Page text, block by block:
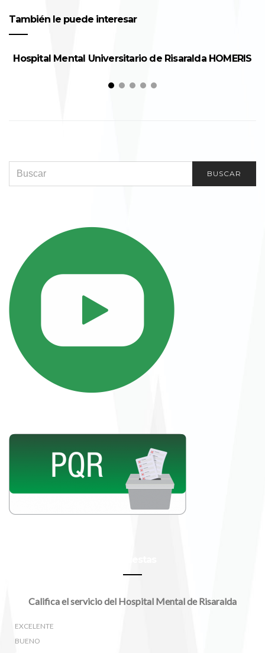
También le puede interesar
Hospital Mental Universitario de Risaralda HOMERIS
BUSCAR
Califica el servicio del Hospital Mental de Risaralda
EXCELENTE
BUENO